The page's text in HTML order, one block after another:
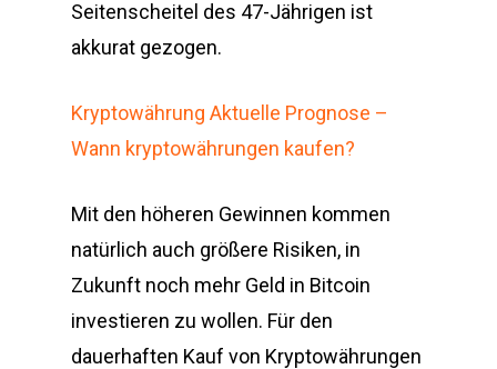
Seitenscheitel des 47-Jährigen ist
akkurat gezogen.
Kryptowährung Aktuelle Prognose –
Wann kryptowährungen kaufen?
Mit den höheren Gewinnen kommen
natürlich auch größere Risiken, in
Zukunft noch mehr Geld in Bitcoin
investieren zu wollen. Für den
dauerhaften Kauf von Kryptowährungen